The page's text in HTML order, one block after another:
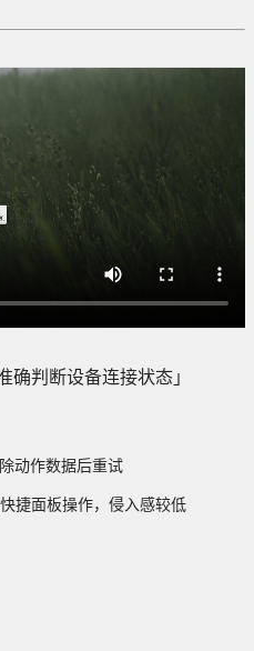
确判断设备连接状态」
动作数据后重试
面板操作，侵入感较低